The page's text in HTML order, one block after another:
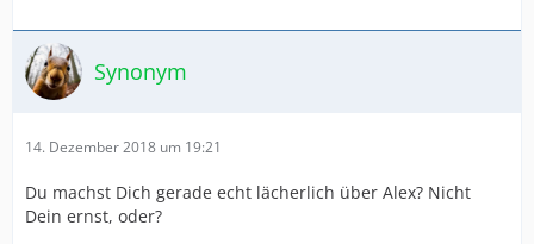
Synonym
14. Dezember 2018 um 19:21
Du machst Dich gerade echt lächerlich über Alex? Nicht
Dein ernst, oder?